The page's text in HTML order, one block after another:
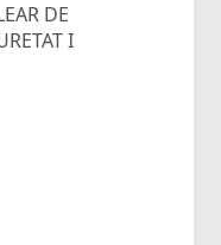
DE
I